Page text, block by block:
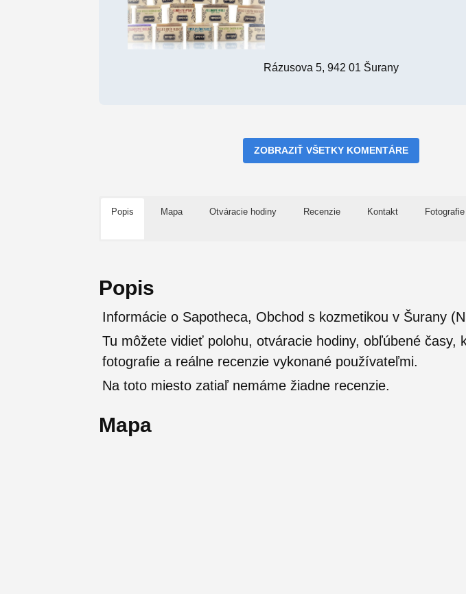
Rázusova 5, 942 01 Šurany
ZOBRAZIŤ VŠETKY KOMENTÁRE
Popis Mapa Otváracie hodiny Recenzie Kontakt Fotografie
Popis
Informácie o Sapotheca, Obchod s kozmetikou v Šurany
Tu môžete vidieť polohu, otváracie hodiny, obľúbené časy,
fotografie a reálne recenzie vykonané používateľmi.
Na toto miesto zatiaľ nemáme žiadne recenzie.
Mapa